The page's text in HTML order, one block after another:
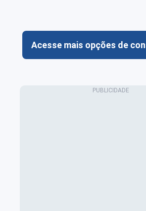
Acesse mais opções de